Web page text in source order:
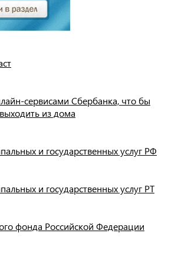
сервисами Сбербанка, что бы
из дома
и государственных услуг РФ
и государственных услуг РТ
фонда Российской Федерации